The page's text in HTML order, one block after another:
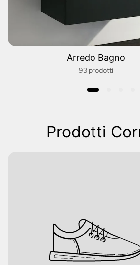
Arredo Bagno
93 prodotti
Prodotti